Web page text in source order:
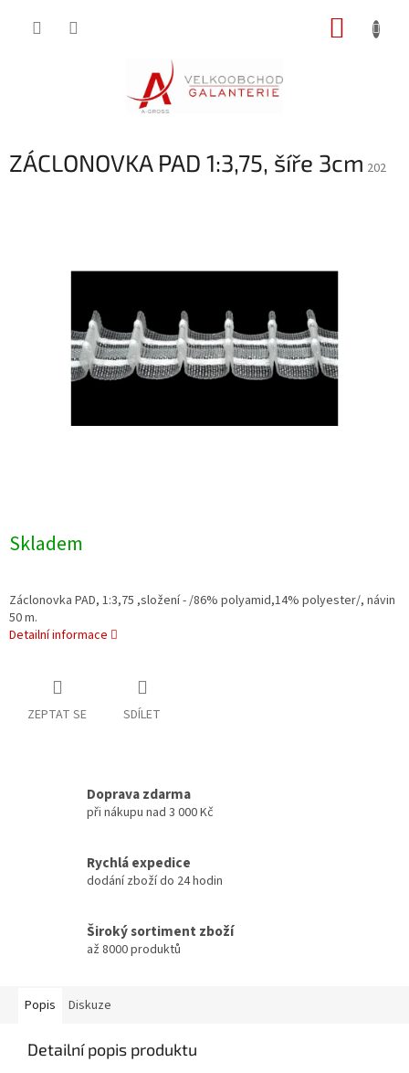
ZÁCLONOVKA PAD 1:3,75, šíře 3cm 202
Skladem
Záclonovka PAD, 1:3,75 ,složení - /86% polyamid,14% polyester/, návin
50 m.
Detailní informace
ZEPTAT SE SDÍLET
Doprava zdarma
při nákupu nad 3 000 Kč
Rychlá expedice
dodání zboží do 24 hodin
Široký sortiment zboží
až 8000 produktů
Popis Diskuze
Detailní popis produktu